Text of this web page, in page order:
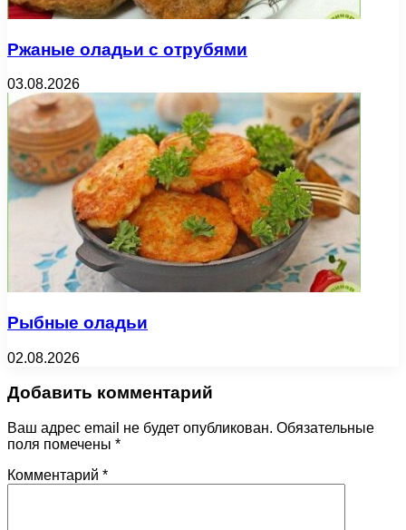
Ржаные оладьи с отрубями
03.08.2026
Рыбные оладьи
02.08.2026
Добавить комментарий
Ваш адрес email не будет опубликован. Обязательные
поля помечены *
Комментарий *